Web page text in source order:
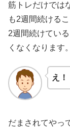
筋トレだけでは
も2週間続けるこ
2週間続けてい
くなくなります。
え
だまされてやっ